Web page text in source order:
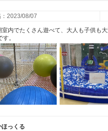
2023/08/07
内でたくさん遊べて、大人も子供も
。
っくる